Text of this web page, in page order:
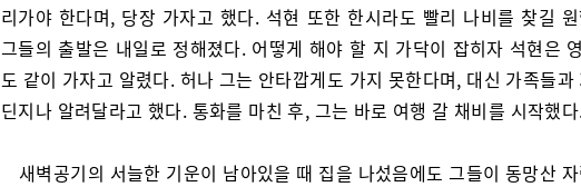
리가야 한다며, 당장 가자고 했다. 석현 또한 한시라도 빨리 나비를 찾길
그들의 출발은 내일로 정해졌다. 어떻게 해야 할 지 가닥이 잡히자 석현은
도 같이 가자고 알렸다. 허나 그는 안타깝게도 가지 못한다며, 대신 가족들과
딘지나 알려달라고 했다. 통화를 마친 후, 그는 바로 여행 갈 채비를 시작했
새벽공기의 서늘한 기운이 남아있을 때 집을 나섰음에도 그들이 동망산